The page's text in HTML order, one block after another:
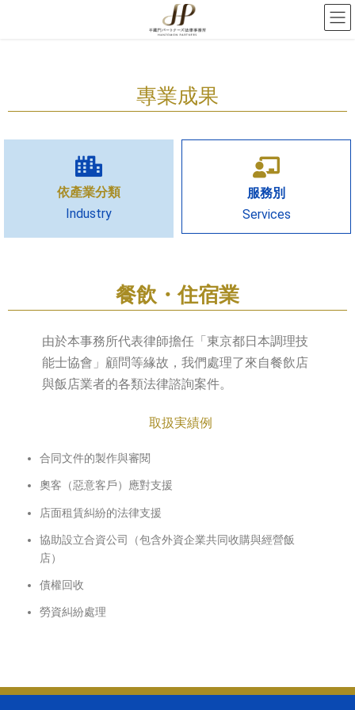
專業成果
依產業分類
Industry
服務別
Services
餐飲・住宿業
由於本事務所代表律師擔任「東京都日本調理技
能士協會」顧問等緣故，我們處理了來自餐飲店
與飯店業者的各類法律諮詢案件。
取扱実績例
合同文件的製作與審閱
奧客（惡意客戶）應對支援
店面租賃糾紛的法律支援
協助設立合資公司（包含外資企業共同收購與經營飯
店）
債權回收
勞資糾紛處理